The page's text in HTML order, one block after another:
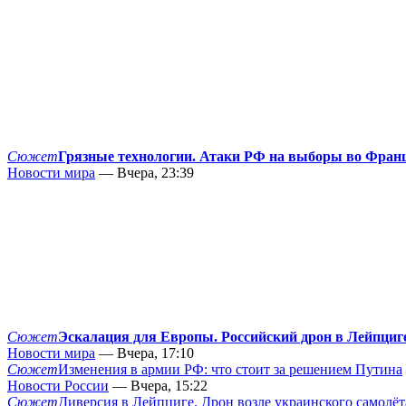
СюжетГрязные технологии. Атаки РФ на выборы во
Новости мира — Вчера, 23:39
СюжетЭскалация для Европы. Российский дрон в
Новости мира — Вчера, 17:10
СюжетИзменения в армии РФ: что стоит за решением Путина
Новости России — Вчера, 15:22
СюжетДиверсия в Лейпциге. Дрон возле украинского